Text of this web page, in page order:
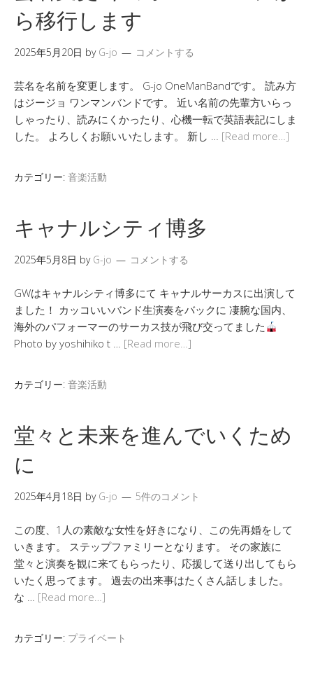
ら移行します
2025年5月20日 by G-jo コメントする
芸名を名前を変更します。 G-jo OneManBandです。 読み方
はジージョ ワンマンバンドです。 近い名前の先輩方いらっ
しゃったり、読みにくかったり、心機一転で英語表記にしま
した。 よろしくお願いいたします。 新し … [Read more…]
カテゴリー: 音楽活動
キャナルシティ博多
2025年5月8日 by G-jo コメントする
GWはキャナルシティ博多にて キャナルサーカスに出演して
ました！ カッコいいバンド生演奏をバックに 凄腕な国内、
海外のパフォーマーのサーカス技が飛び交ってました
Photo by yoshihiko t … [Read more…]
カテゴリー: 音楽活動
堂々と未来を進んでいくため
に
2025年4月18日 by G-jo 5件のコメント
この度、1人の素敵な女性を好きになり、この先再婚をして
いきます。 ステップファミリーとなります。 その家族に
堂々と演奏を観に来てもらったり、応援して送り出してもら
いたく思ってます。 過去の出来事はたくさん話しました。
な … [Read more…]
カテゴリー: プライベート